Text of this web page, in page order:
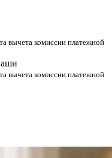
вычета комиссии платежной
вычета комиссии платежной